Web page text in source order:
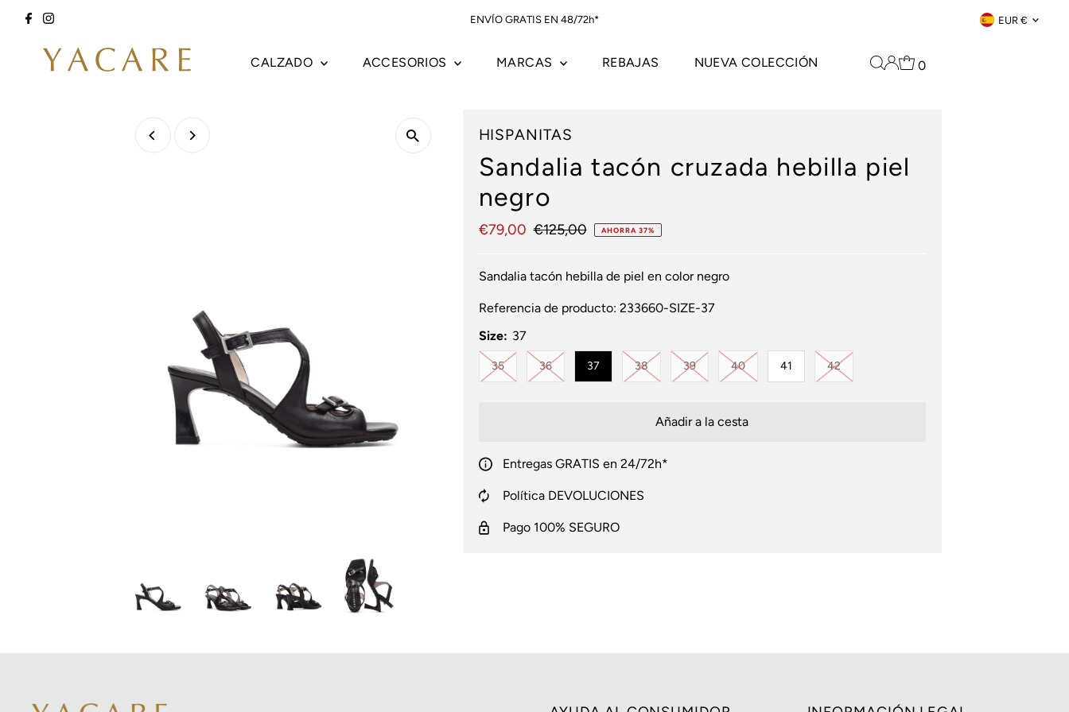
Ir directamente al contenido ENVÍO GRATIS EN 48/72h* Moneda
EUR €
CALZADO ACCESORIOS MARCAS REBAJAS NUEVA COLECCIÓN 0
HISPANITAS
Sandalia tacón cruzada hebilla piel
negro
Precio
venta
€79,00 Precio
€125,00 AHORRA 37%
Sandalia tacón hebilla de piel en color negro
Referencia de producto: 233660-SIZE-37
Size: 37
35Variante agotada o no disponible
36Variante agotada o no disponible
37 38Variante agotada o no disponible
39Variante agotada o no disponible
40Variante agotada o no disponible
41 42Variante agotada o no disponible
Entregas GRATIS en 24/72h*
Política DEVOLUCIONES
Pago 100% SEGURO